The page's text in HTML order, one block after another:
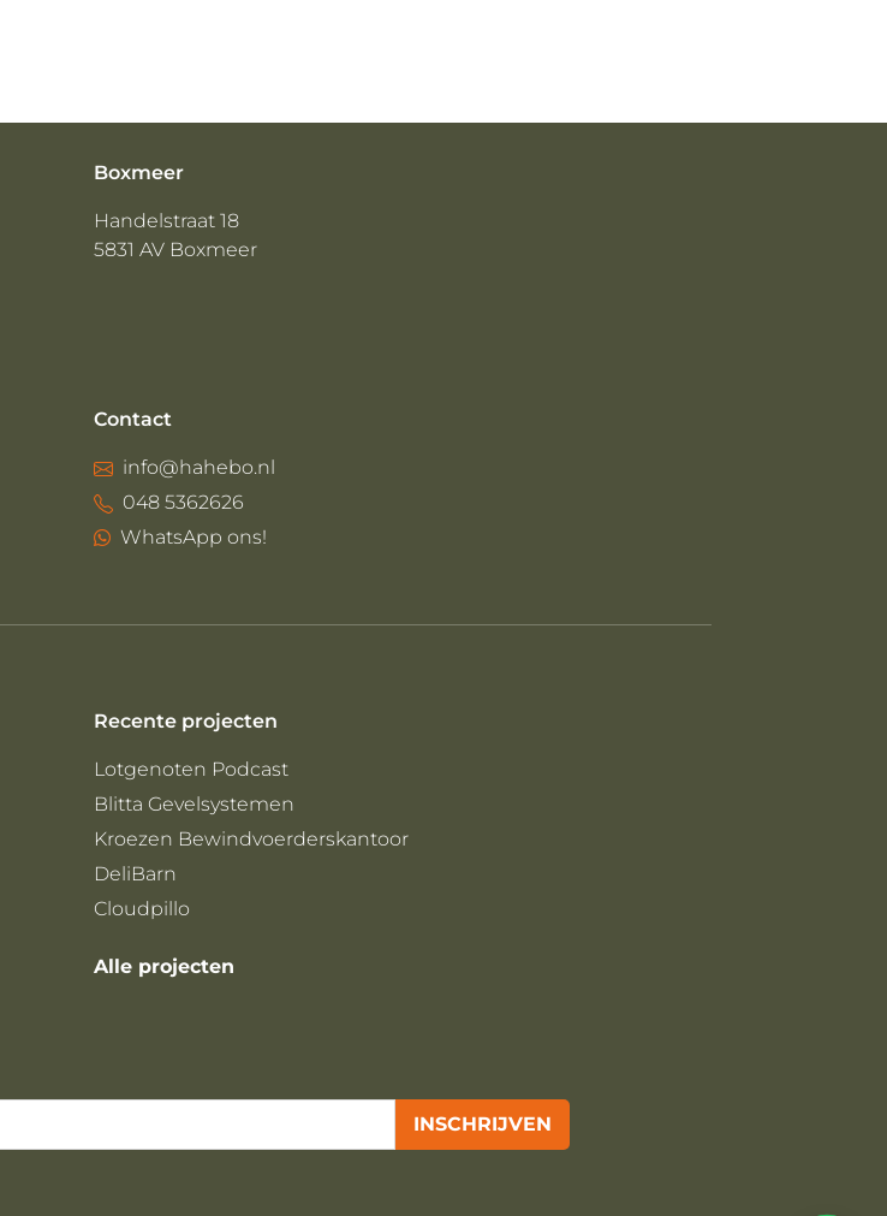
Boxmeer
Handelstraat 18
5831 AV Boxmeer
Contact
info@hahebo.nl
048 5362626
WhatsApp ons!
Recente projecten
Lotgenoten Podcast
Blitta Gevelsystemen
Kroezen Bewindvoerderskantoor
DeliBarn
Cloudpillo
Alle projecten